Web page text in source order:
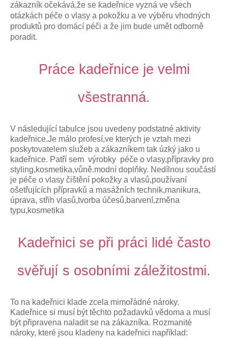
zákazník očekává,že se kadeřnice vyzná ve všech
otázkách péče o vlasy a pokožku a ve výběru vhodných
produktů pro domácí péči a že jim bude umět odborně
poradit.
Práce kadeřnice je velmi
všestranná.
V následující tabulce jsou uvedeny podstatné aktivity
kadeřnice.Je málo profesí,ve kterých je vztah mezi
poskytovatelem služeb a zákazníkem tak úzký jako u
kadeřnice. Patří sem výrobky péče o vlasy,přípravky pro
styling,kosmetika,vůně.modní doplňky. Nedílnou součástí
je péče o vlasy čištění pokožky a vlasů,používaní
ošetřujících přípravků a masážních technik,manikura,
úprava, střih vlasů,tvorba účesů,barvení,změna
typu,kosmetika
Kadeřnici se při práci lidé často
svěřují s osobními záležitostmi.
To na kadeřnici klade zcela mimořádné nároky.
Kadeřnice si musí být těchto požadavků vědoma a musí
být připravena naladit se na zákazníka. Rozmanité
nároky, které jsou kladeny na kadeřnici například: